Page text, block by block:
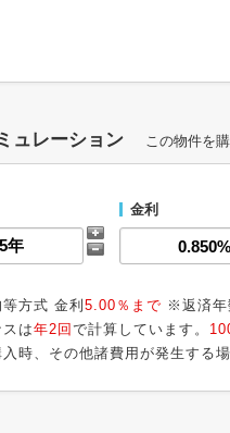
ュレーション この物件を
金利
方式 金利 5.00％まで ※返済年
は年2回 で計算しています。
時、その他諸費用が発生する